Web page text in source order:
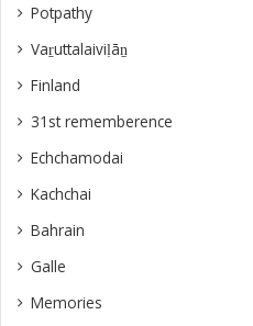
‎Potpathy
Vaṟuttalaiviḷāṉ
Finland
31st rememberence
Echchamodai
Kachchai
Bahrain
Galle
Memories